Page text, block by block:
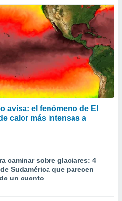
avisa: el fenómeno de El
calor más intensas a
caminar sobre glaciares: 4
Sudamérica que parecen
un cuento